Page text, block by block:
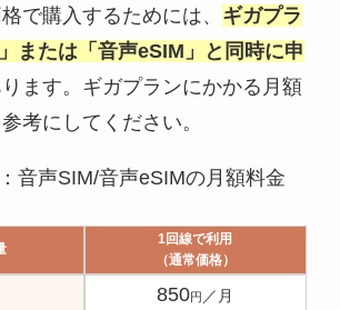
で購入するためには、 ギガプラ
または「音声eSIM」と同時に申
ます。ギガプランにかかる月額
考にしてください。
音声SIM/音声eSIMの月額料金
1回線で利用
（通常価格）
850円 ／月